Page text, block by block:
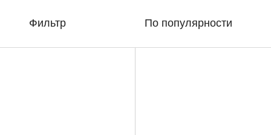
Фильтр По популярности